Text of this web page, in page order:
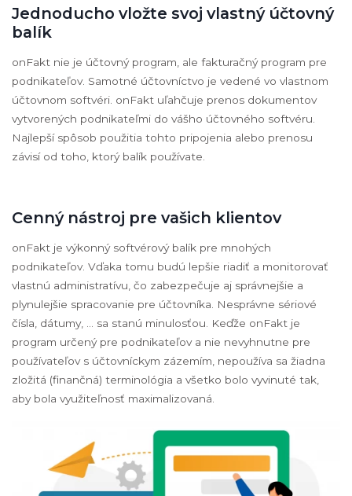
Jednoducho vložte svoj vlastný účtovný
balík
onFakt nie je účtovný program, ale fakturačný program pre
podnikateľov. Samotné účtovníctvo je vedené vo vlastnom
účtovnom softvéri. onFakt uľahčuje prenos dokumentov
vytvorených podnikateľmi do vášho účtovného softvéru.
Najlepší spôsob použitia tohto pripojenia alebo prenosu
závisí od toho, ktorý balík používate.
Cenný nástroj pre vašich klientov
onFakt je výkonný softvérový balík pre mnohých
podnikateľov. Vďaka tomu budú lepšie riadiť a monitorovať
vlastnú administratívu, čo zabezpečuje aj správnejšie a
plynulejšie spracovanie pre účtovníka. Nesprávne sériové
čísla, dátumy, ... sa stanú minulosťou. Keďže onFakt je
program určený pre podnikateľov a nie nevyhnutne pre
používateľov s účtovníckym zázemím, nepoužíva sa žiadna
zložitá (finančná) terminológia a všetko bolo vyvinuté tak,
aby bola využiteľnosť maximalizovaná.